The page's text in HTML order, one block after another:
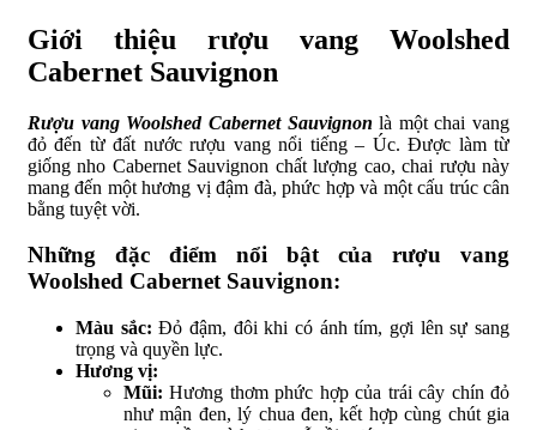
Giới thiệu rượu vang Woolshed
Cabernet Sauvignon
Rượu vang Woolshed Cabernet Sauvignon là một chai vang
đỏ đến từ đất nước rượu vang nổi tiếng – Úc. Được làm từ
giống nho Cabernet Sauvignon chất lượng cao, chai rượu này
mang đến một hương vị đậm đà, phức hợp và một cấu trúc cân
bằng tuyệt vời.
Những đặc điểm nổi bật của rượu vang
Woolshed Cabernet Sauvignon:
Màu sắc: Đỏ đậm, đôi khi có ánh tím, gợi lên sự sang
trọng và quyền lực.
Hương vị:
Mũi: Hương thơm phức hợp của trái cây chín đỏ
như mận đen, lý chua đen, kết hợp cùng chút gia